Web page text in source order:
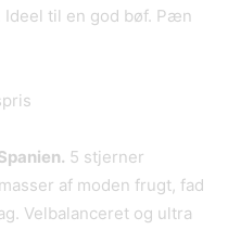
til en god bøf. Pæn
5 stjerner
af moden frugt, fad
Velbalanceret og ultra